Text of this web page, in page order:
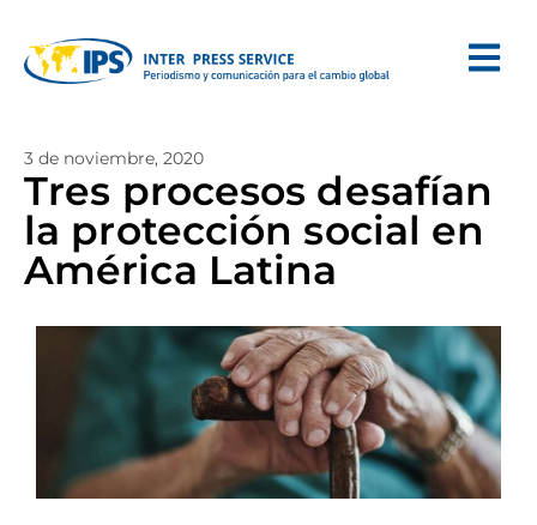
3 de noviembre, 2020
Tres procesos desafían
la protección social en
América Latina